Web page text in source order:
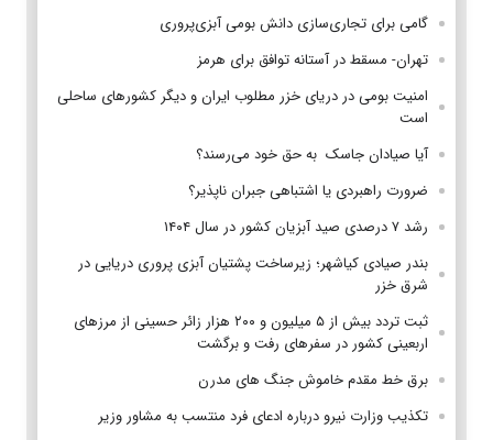
گامی برای تجاری‌سازی دانش بومی آبزی‌پروری
تهران- مسقط در آستانه توافق برای هرمز
امنیت بومی در دریای خزر مطلوب ایران و دیگر کشورهای ساحلی
است
آیا صیادان جاسک به حق خود می‌رسند؟
ضرورت راهبردی یا اشتباهی جبران ناپذیر؟
رشد ۷ درصدی صید آبزیان کشور در سال ۱۴۰۴
بندر صیادی کیاشهر؛ زیرساخت پشتیان آبزی پروری دریایی در
شرق خزر
ثبت تردد بیش از ۵ میلیون و ۲۰۰ هزار زائر حسینی از مرزهای
اربعینی کشور در سفرهای رفت و برگشت
برق خط مقدم خاموش جنگ های مدرن
تکذیب وزارت نیرو درباره ادعای فرد منتسب به مشاور وزیر